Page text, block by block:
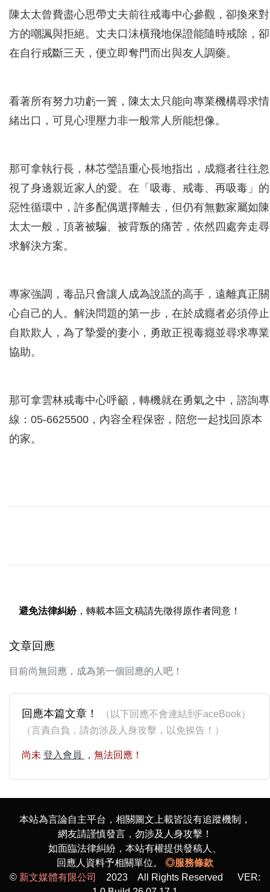
陳太太曾費盡心思帶丈夫前往戒毒中心參觀，卻換來對
方的嘲諷與拒絕。丈夫口沫橫飛地保證能隨時戒除，卻
在自行戒斷三天，便立即奪門而出與友人調藥。
看著所有努力功虧一簣，陳太太只能向專業機構尋求情
緒出口，可見心理壓力非一般常人所能想像。
那可拿執行長，林芯瑩語重心長地指出，成癮者往往忽
視了身邊親近家人的愛。在「吸毒、戒毒、再吸毒」的
惡性循環中，許多配偶選擇離去，但仍有無數家屬如陳
太太一般，頂著被騙、被背叛的痛苦，依然四處奔走尋
求解決方案。
專家強調，毒品只會讓人成為說謊的高手，遠離真正關
心自己的人。解決問題的第一步，在於成癮者必須停止
自欺欺人，為了摯愛的妻小，勇敢正視毒癮並尋求專業
協助。
那可拿雲林戒毒中心呼籲，轉機就在勇氣之中，諮詢專
線：05-6625500，內容全程保密，陪您一起找回原本
的家。
避免法律糾紛，轉載本區文稿請先徵得原作者同意！
文章回應
目前尚無回應，成為第一個回應的人吧！
回應本篇文章！
（以下回應不會連結到FaceBook）
（言責自負，請勿涉及人身攻擊，以免挨告！）
尚未 登入會員 ，無法回應！
本站為言論自主平台，相關圖文上載皆設有追蹤機制，
網友請謹慎發言，勿涉及人身攻擊！
如面臨法律糾紛，本站有權提供發稿人、
回應人資料予相關單位。 ◎服務條款
© 新文媒體有限公司
2023 All Rights Reserved VER: